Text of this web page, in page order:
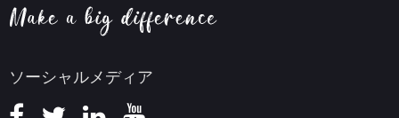
ソーシャルメディア
知識ベース